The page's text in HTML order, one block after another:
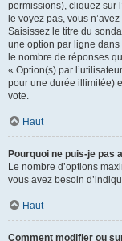
permissions), cliquez sur
le voyez pas, vous
Saisissez le titre du
une option par ligne
le nombre de réponses
« Option(s) par
pour une durée illimitée)
vote.
Haut
Pourquoi ne puis-je pas
Le nombre d’options
vous avez besoin
Haut
Comment modifier ou